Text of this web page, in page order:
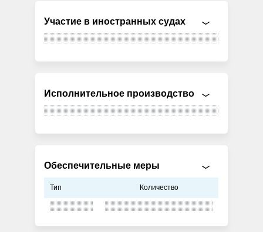
Участие в иностранных судах
Исполнительное производство
Обеспечительные меры
Тип Количество